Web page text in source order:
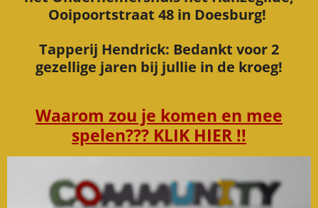
Ooipoortstraat 48 in Doesburg!
Tapperij Hendrick: Bedankt voor 2
gezellige jaren bij jullie in de kroeg!
Waarom zou je komen en mee
spelen??? KLIK HIER !!